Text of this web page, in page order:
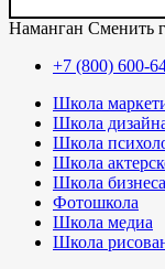
Наманган Сменить
+7 (800) 600-
Школа
Школа
Школа
Школа
Школа
Фотошкола
Школа медиа
Школа